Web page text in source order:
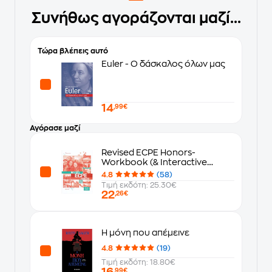
Συνήθως αγοράζονται μαζί...
Τώρα βλέπεις αυτό
Euler - Ο δάσκαλος όλων μας
14,99€
Αγόρασε μαζί
Revised ECPE Honors-
Workbook (& Interactive
Webbook) Student's Book
4.8
(58)
Τιμή εκδότη: 25.30€
22,26€
Η μόνη που απέμεινε
4.8
(19)
Τιμή εκδότη: 18.80€
,99€